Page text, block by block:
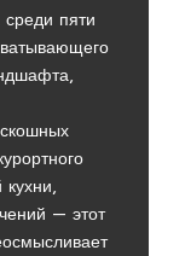
пяти
— этот